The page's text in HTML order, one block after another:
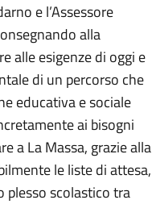
e l’Assessore
alla
alle esigenze di oggi e
di un percorso che
educativa e sociale
ai bisogni
a La Massa, grazie alla
le liste di attesa,
plesso scolastico tra